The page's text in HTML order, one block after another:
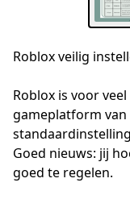
Roblox veilig
Roblox is voor
gameplatform
Goed nieuws: jij
goed te regelen.